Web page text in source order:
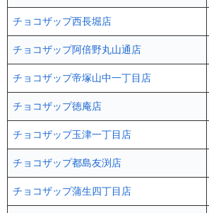
チョコザップ西長堀店
チョコザップ阿倍野丸山通店
チョコザップ帝塚山中一丁目店
チョコザップ徳庵店
チョコザップ玉津一丁目店
チョコザップ都島友渕店
チョコザップ蒲生四丁目店